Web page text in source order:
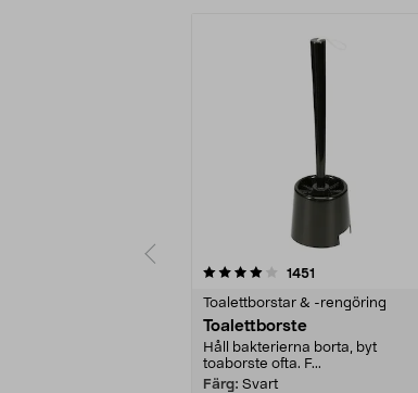
1451
Toalettborstar & -rengöring
Toalettborste
Håll bakterierna borta, byt
toaborste ofta. F...
Färg: Svart
4.0 av 5 stjärnor